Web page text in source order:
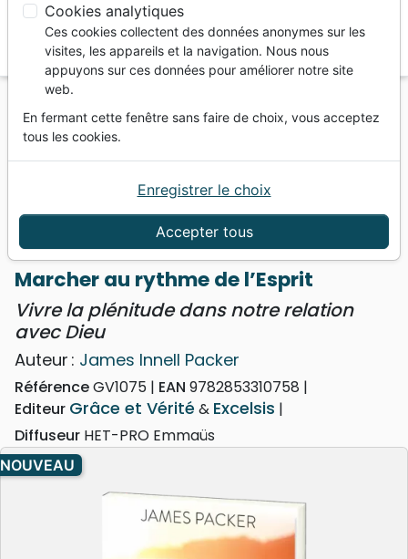
Vous ne pouvez pas créer de nouvelle commande
depuis votre pays (United States).
Doctrine
Saint Esprit
Marcher au rythme de l’Esprit - Vivre la plénitude
dans notre relation avec Dieu
Marcher au rythme de l’Esprit
Vivre la plénitude dans notre relation
avec Dieu
Auteur : James Innell Packer
RéférenceGV1075 EAN 9782853310758
Editeur Grâce et Vérité & Excelsis
Diffuseur HET-PRO Emmaüs
NOUVEAU
Cookies analytiques
Ces cookies collectent des données anonymes sur les
visites, les appareils et la navigation. Nous nous
appuyons sur ces données pour améliorer notre site
web.
En fermant cette fenêtre sans faire de choix, vous acceptez
tous les cookies.
Accepter tous
Enregistrer le choix